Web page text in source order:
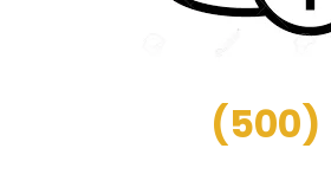
(500)